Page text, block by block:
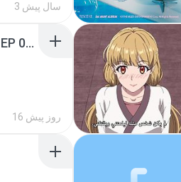
3 سال پیش
[Witanime.com] RKNGMNNTSRCMB EP 05 HD.mp4
16 روز پیش